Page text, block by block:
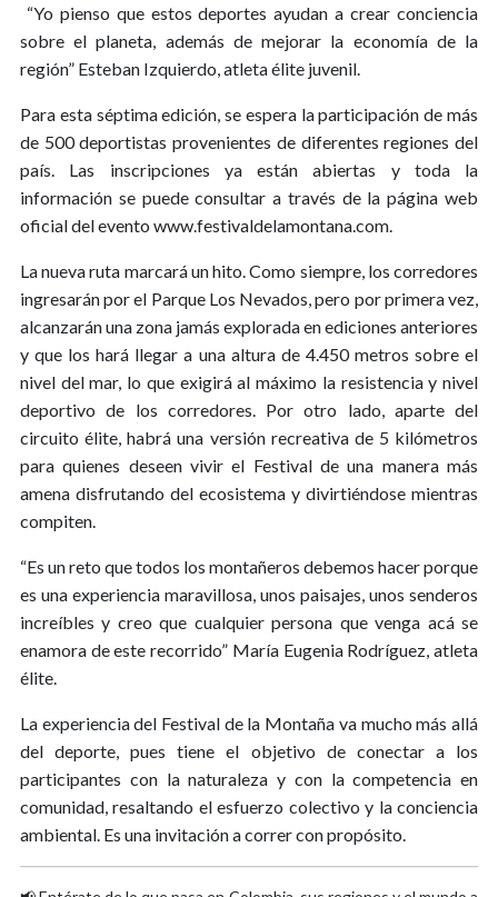
“Yo pienso que estos deportes ayudan a crear conciencia
sobre el planeta, además de mejorar la economía de la
región” Esteban Izquierdo, atleta élite juvenil.
Para esta séptima edición, se espera la participación de más
de 500 deportistas provenientes de diferentes regiones del
país. Las inscripciones ya están abiertas y toda la
información se puede consultar a través de la página web
oficial del evento www.festivaldelamontana.com.
La nueva ruta marcará un hito. Como siempre, los corredores
ingresarán por el Parque Los Nevados, pero por primera vez,
alcanzarán una zona jamás explorada en ediciones anteriores
y que los hará llegar a una altura de 4.450 metros sobre el
nivel del mar, lo que exigirá al máximo la resistencia y nivel
deportivo de los corredores. Por otro lado, aparte del
circuito élite, habrá una versión recreativa de 5 kilómetros
para quienes deseen vivir el Festival de una manera más
amena disfrutando del ecosistema y divirtiéndose mientras
compiten.
“Es un reto que todos los montañeros debemos hacer porque
es una experiencia maravillosa, unos paisajes, unos senderos
increíbles y creo que cualquier persona que venga acá se
enamora de este recorrido” María Eugenia Rodríguez, atleta
élite.
La experiencia del Festival de la Montaña va mucho más allá
del deporte, pues tiene el objetivo de conectar a los
participantes con la naturaleza y con la competencia en
comunidad, resaltando el esfuerzo colectivo y la conciencia
ambiental. Es una invitación a correr con propósito.